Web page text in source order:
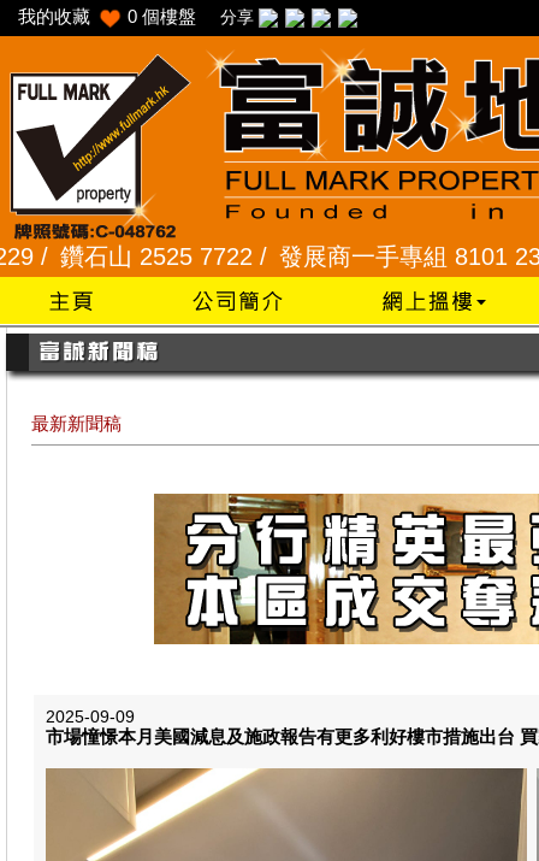
我的收藏 0 個樓盤 分享
7722 / 發展商一手專組 8101 2345 / 采頣花
最新新聞稿
2025-09-09
市場憧憬本月美國減息及施政報告有更多利好樓市措施出台